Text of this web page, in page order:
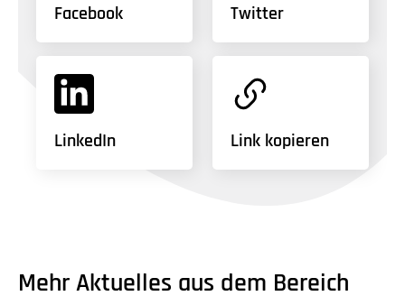
Facebook Twitter
LinkedIn Link kopieren
Mehr Aktuelles aus dem Bereich